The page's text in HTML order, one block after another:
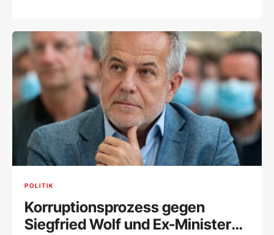
POLITIK
Korruptionsprozess gegen
Siegfried Wolf und Ex-Minister